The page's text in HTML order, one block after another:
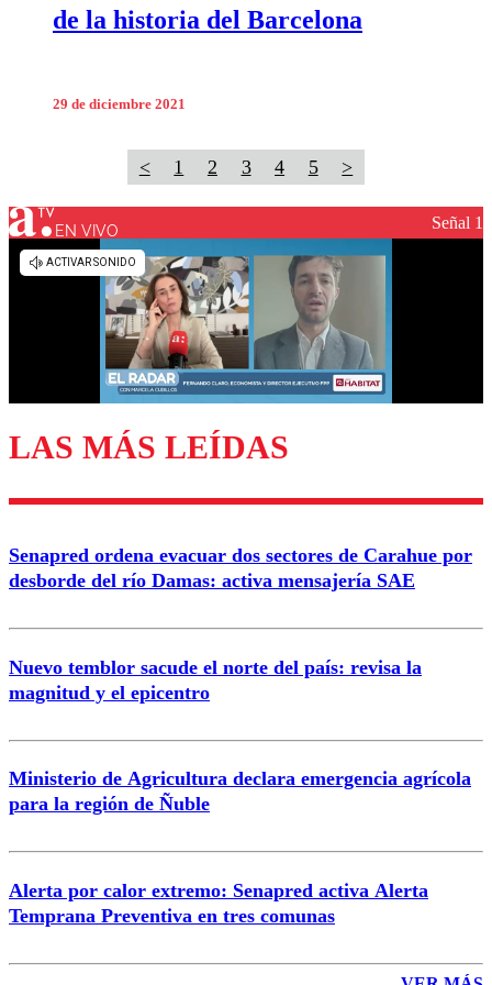
de la historia del Barcelona
29 de diciembre 2021
< 1 2 3 4 5 >
EN VIVO Señal 1
LAS MÁS LEÍDAS
Senapred ordena evacuar dos sectores de Carahue por
desborde del río Damas: activa mensajería SAE
Nuevo temblor sacude el norte del país: revisa la
magnitud y el epicentro
Ministerio de Agricultura declara emergencia agrícola
para la región de Ñuble
Alerta por calor extremo: Senapred activa Alerta
Temprana Preventiva en tres comunas